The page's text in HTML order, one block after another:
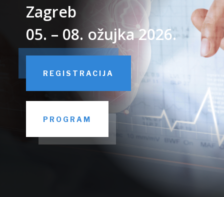
Zagreb
05. – 08. ožujka 2026.
REGISTRACIJA
PROGRAM